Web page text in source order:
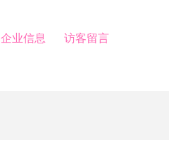
企业信息 访客留言